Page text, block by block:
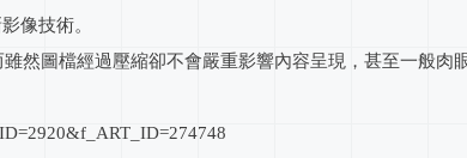
像技術。
然圖檔經過壓縮卻不會嚴重影響內容呈現，甚至一般